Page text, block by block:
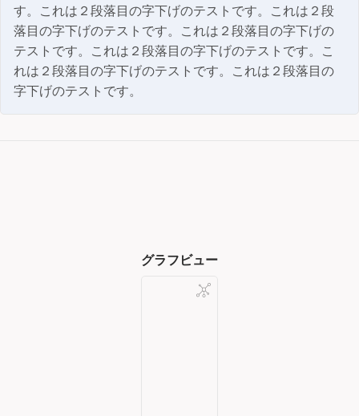
す。これは２段落目の字下げのテストです。これは２段
落目の字下げのテストです。これは２段落目の字下げの
テストです。これは２段落目の字下げのテストです。こ
れは２段落目の字下げのテストです。これは２段落目の
字下げのテストです。
グラフビュー